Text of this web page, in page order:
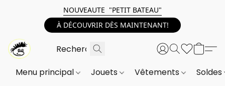
NOUVEAUTE "PETIT BATEAU"
À DÉCOUVRIR DÈS MAINTENANT!
Menu principal Jouets Vêtements Soldes